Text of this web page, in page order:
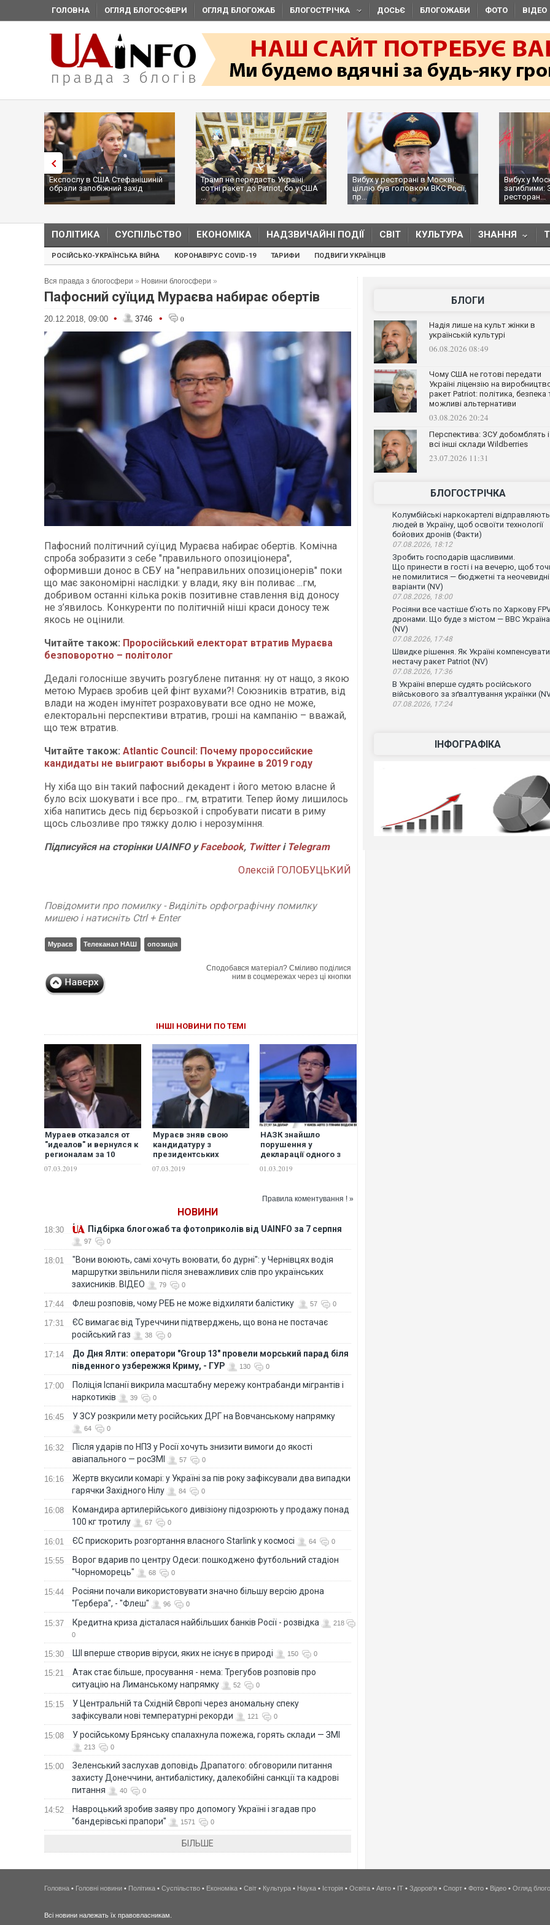
ГОЛОВНА ОГЛЯД БЛОГОСФЕРИ ОГЛЯД БЛОГОЖАБ БЛОГОСТРІЧКА ДОСЬЄ БЛОГОЖАБИ ФОТО ВІДЕО
Експослу в США Стефанішиній
обрали запобіжний захід
Трамп не передасть Україні
сотні ракет до Patriot, бо у США
...
Вибух у ресторані в Москві:
ціллю був головком ВКС Росії,
пр...
Вибух у
загиблими:
ресторан...
ПОЛІТИКА СУСПІЛЬСТВО ЕКОНОМІКА НАДЗВИЧАЙНІ ПОДІЇ СВІТ КУЛЬТУРА ЗНАННЯ
РОСІЙСЬКО-УКРАЇНСЬКА ВІЙНА КОРОНАВІРУС COVID-19 ТАРИФИ ПОДВИГИ УКРАЇНЦІВ
Вся правда з блогосфери » Новини блогосфери »
Пафосний суїцид Мураєва набирає обертів
20.12.2018, 09:00 • 3746 • 0
Пафосний політичний суїцид Мураєва набирає обертів. Комічна
спроба зобразити з себе "правильного опозиціонера",
оформивши донос в СБУ на "неправильних опозиціонерів" поки
що має закономірні наслідки: у влади, яку він поливає ...гм,
добривом останні кілька років позитивне ставлення від доносу
не з’явилось. Конкуренти по політичній ніші краси доносу теж
якось не оцінили.
Читайте також: Проросійський електорат втратив Мураєва
безповоротно – політолог
Дедалі голосніше звучить розгублене питання: ну от нащо, з якою
метою Мураєв зробив цей фінт вухами?! Союзників втратив, від
влади на жоден імунітет розраховувати все одно не може,
електоральні перспективи втратив, гроші на кампанію – вважай,
що теж втратив.
Читайте також: Аtlantic Сouncil: Почему пророссийские
кандидаты не выиграют выборы в Украине в 2019 году
Ну хіба що він такий пафосний декадент і його метою власне й
було всіх шокувати і все про... гм, втратити. Тепер йому лишилось
хіба напитись десь під бєрьозкой і спробувати писати в риму
щось сльозливе про тяжку долю і нерозуміння.
Підписуйся на сторінки UAINFO уFacebook, Twitter і Telegram
Олексій ГОЛОБУЦЬКИЙ
Повідомити про помилку - Виділіть орфографічну помилку
мишею і натисніть Ctrl + Enter
Мураєв Телеканал НАШ опозиція
Сподобався матеріал? Сміливо поділися
ним в соцмережах через ці кнопки
ІНШІ НОВИНИ ПО ТЕМІ
Мураев отказался от
"идеалов" и вернулся к
регионалам за 10
блогер
07.03.2019
Мураєв зняв свою
кандидатуру з
президентських
07.03.2019
НАЗК знайшло
порушення у
декларації одного з
президенти на мільйон
01.03.2019
Правила коментування ! »
НОВИНИ
18:30 Підбірка блогожаб та фотоприколів від UAINFO за 7 серпня
97 0
18:01
"Вони воюють, самі хочуть воювати, бо дурні": у Чернівцях водія
маршрутки звільнили після зневажливих слів про українських
захисників. ВІДЕО
79 0
17:44 Флеш розповів, чому РЕБ не може відхиляти балістику 57 0
17:31
ЄС вимагає від Туреччини підтверджень, що вона не постачає
російський газ
38 0
17:14
До Дня Ялти: оператори "Group 13" провели морський парад біля
південного узбережжя Криму, - ГУР
130 0
17:00
Поліція Іспанії викрила масштабну мережу контрабанди мігрантів і
наркотиків
39 0
16:45 У ЗСУ розкрили мету російських ДРГ на Вовчанському напрямку
64 0
16:32
Після ударів по НПЗ у Росії хочуть знизити вимоги до якості
авіапального — росЗМІ
57 0
16:16
Жертв вкусили комарі: у Україні за пів року зафіксували два випадки
гарячки Західного Нілу
84 0
16:08
Командира артилерійського дивізіону підозрюють у продажу понад
100 кг тротилу
67 0
16:01 ЄС прискорить розгортання власного Starlink у космосі 64 0
15:55
Ворог вдарив по центру Одеси: пошкоджено футбольний стадіон
"Чорноморець"
68 0
15:44
Росіяни почали використовувати значно більшу версію дрона
"Гербера", - "Флеш"
96 0
15:37 Кредитна криза дісталася найбільших банків Росії - розвідка
218
0
15:30 ШІ вперше створив віруси, яких не існує в природі 150 0
15:21
Атак стає більше, просування - нема: Трегубов розповів про
ситуацію на Лиманському напрямку
52 0
15:15
У Центральній та Східній Європі через аномальну спеку
зафіксували нові температурні рекорди
121 0
15:08 У російському Брянську спалахнула пожежа, горять склади — ЗМІ
213 0
15:00
Зеленський заслухав доповідь Драпатого: обговорили питання
захисту Донеччини, антибалістику, далекобійні санкції та кадрові
питання
40 0
14:52
Навроцький зробив заяву про допомогу Україні і згадав про
"бандерівські прапори"
1571 0
БІЛЬШЕ
БЛОГИ
Надія лише на культ жінки в
українській культурі
06.08.2026 08:49
Чому США не готові передати
Україні ліцензію на
ракет Patriot: політика, безпека
можливі альтернативи
03.08.2026 20:24
Перспектива: ЗСУ добомблять і
всі інші склади Wildberries
23.07.2026 11:31
БЛОГОСТРІЧКА
Колумбійські наркокартелі відправляють
людей в Україну, щоб освоїти технології
бойових дронів (Факти)
07.08.2026, 18:12
Зробить господарів щасливими.
Що принести в гості і на вечерю, щоб
не помилитися — бюджетні та неочевидні
варіанти (NV)
07.08.2026, 18:00
Росіяни все частіше бʼють по Харкову
дронами. Що буде з містом — ВВС Україна
(NV)
07.08.2026, 17:48
Швидке рішення. Як Україні компенсувати
нестачу ракет Patriot (NV)
07.08.2026, 17:36
В Україні вперше судять російського
військового за зґвалтування українки
07.08.2026, 17:24
ІНФОГРАФІКА
Ворог завдав комбінованого
двоє поранених. Ще
після атаки БПЛА по ринку на
В окупованій Ялті
порт: над містом навис
Головна • Головні новини • Політика • Суспільство • Економіка • Світ • Культура • Наука • Історія • Освіта • Авто • IT • Здоров'я • Спорт • Фото • Відео • Огляд
Всі новини належать їх правовласникам.